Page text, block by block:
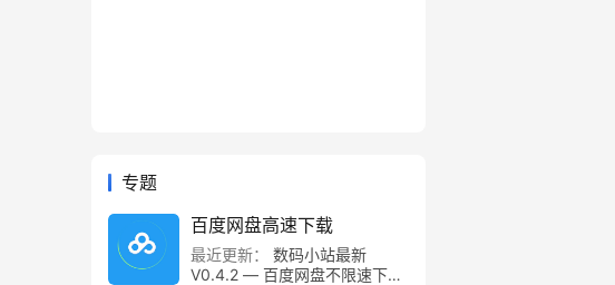
专题
百度网盘高速下载
最近更新：
数码小站最新
V0.4.2 — 百度网盘不限速下载